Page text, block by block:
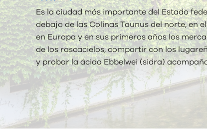
Es la ciudad más importante del Estado
debajo de las Colinas Taunus del norte, en
en Europa y en sus primeros años los
de los rascacielos, compartir con los
y probar la ácida Ebbelwei (sidra)